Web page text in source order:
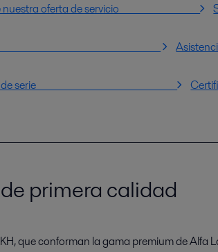
nuestra oferta de servicio
repuesto
número de serie
primera calidad
que conforman la gama premium de Alfa